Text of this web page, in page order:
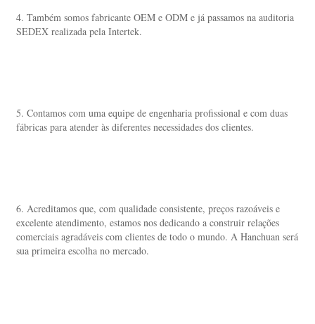
4. Também somos fabricante OEM e ODM e já passamos na auditoria
SEDEX realizada pela Intertek.
5. Contamos com uma equipe de engenharia profissional e com duas
fábricas para atender às diferentes necessidades dos clientes.
6. Acreditamos que, com qualidade consistente, preços razoáveis e
excelente atendimento, estamos nos dedicando a construir relações
comerciais agradáveis com clientes de todo o mundo. A Hanchuan será
sua primeira escolha no mercado.